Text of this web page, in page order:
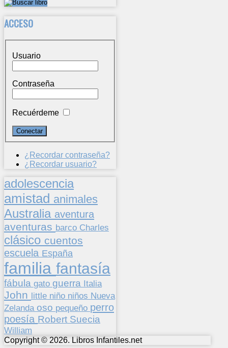
ACCESO
Usuario
Contraseña
Recuérdeme
¿Recordar contraseña?
¿Recordar usuario?
adolescencia
amistad animales
Australia aventura
aventuras barco Charles
clásico cuentos
escuela España
familia fantasía
fábula gato guerra Italia
John little niño niños Nueva
Zelanda oso pequeño perro
poesía Robert Suecia
William
Copyright © 2026. Libros Infantiles.net